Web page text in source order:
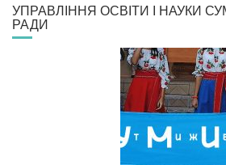
УПРАВЛІННЯ ОСВІТИ І НАУКИ
РАДИ